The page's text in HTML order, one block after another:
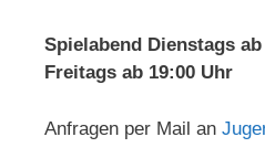
Spielabend Dienstags
Freitags ab 19:00 Uhr
Anfragen per Mail an